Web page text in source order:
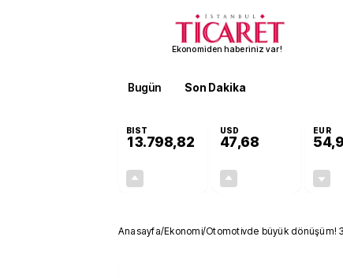
Ekonomiden haberiniz var!
Bugün Son Dakika
BIST
13.798,82
USD
47,68
EUR
Anasayfa/Ekonomi/Otomotivde büyük dönüşüm!